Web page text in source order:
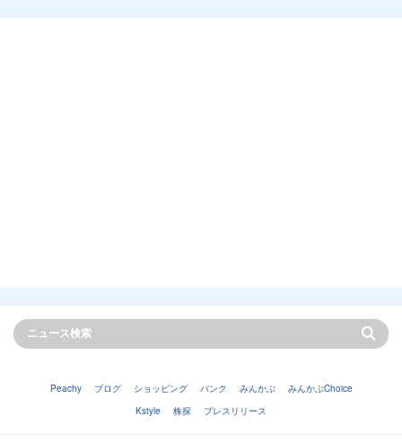
Peachy ブログ ショッピング バンク みんかぶ
みんかぶChoice
Kstyle
株探 プレスリリース